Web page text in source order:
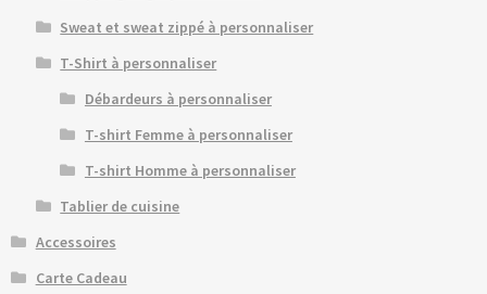
Sweat et sweat zippé à personnaliser
T-Shirt à personnaliser
Débardeurs à personnaliser
T-shirt Femme à personnaliser
T-shirt Homme à personnaliser
Tablier de cuisine
Accessoires
Carte Cadeau